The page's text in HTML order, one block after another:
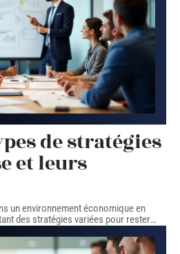
de stratégies
et leurs
un environnement économique en
des stratégies variées pour rester…